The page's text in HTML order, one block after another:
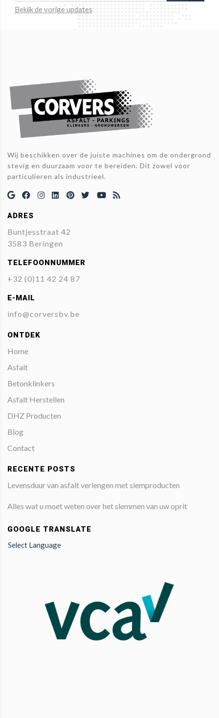
Bekijk de vorige updates
Wij beschikken over de juiste machines om de ondergrond
stevig en duurzaam voor te bereiden. Dit zowel voor
particulieren als industrieel.
ADRES
Buntjesstraat 42
3583 Beringen
TELEFOONNUMMER
+32 (0)11 42 24 87
E-MAIL
info@corversbv.be
ONTDEK
Home
Asfalt
Betonklinkers
Asfalt Herstellen
DHZ Producten
Blog
Contact
RECENTE POSTS
Levensduur van asfalt verlengen met slemproducten
Alles wat u moet weten over het slemmen van uw oprit
GOOGLE TRANSLATE
Select Language